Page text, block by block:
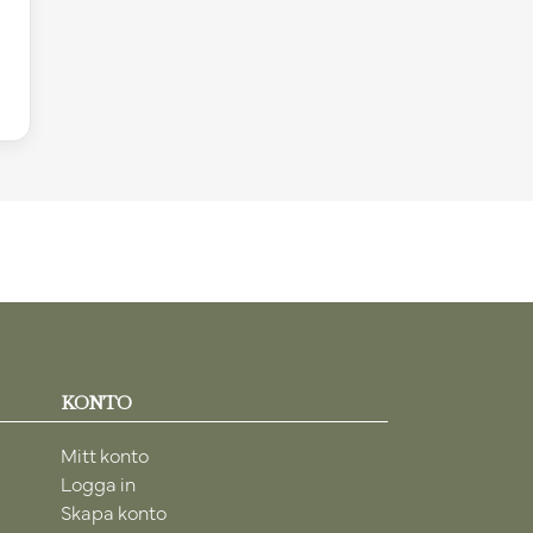
KONTO
Mitt konto
Logga in
Skapa konto